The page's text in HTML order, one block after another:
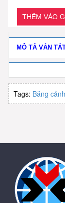
THÊM VÀO
MÔ TẢ VẮN
Tags: Băng